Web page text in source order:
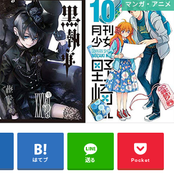
マンガ・アニメ
はてブ 送る Pocket